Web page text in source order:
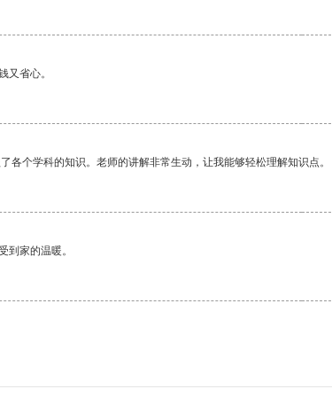
又省心。
各个学科的知识。老师的讲解非常生动，让我能够轻松理解知识点。
到家的温暖。